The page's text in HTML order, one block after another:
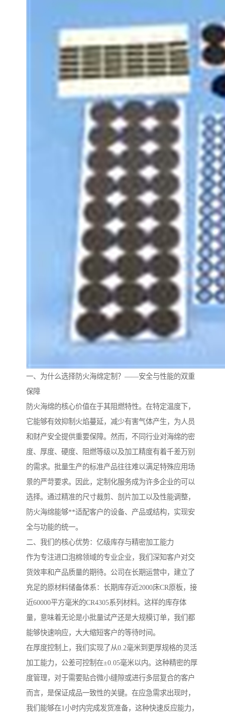
一、为什么选择防火海绵定制？——安全与性能的双重
保障
防火海绵的核心价值在于其阻燃特性。在特定温度下，
它能够有效抑制火焰蔓延，减少有害气体产生，为人员
和财产安全提供重要保障。然而，不同行业对海绵的密
度、厚度、硬度、阻燃等级以及加工精度有着千差万别
的需求。批量生产的标准产品往往难以满足特殊应用场
景的严苛要求。因此，定制化服务成为许多企业的可以
选择。通过精准的尺寸裁剪、剖片加工以及性能调整，
防火海绵能够**适配客户的设备、产品或结构，实现安
全与功能的统一。
二、我们的核心优势：亿级库存与精密加工能力
作为专注进口泡棉领域的专业企业，我们深知客户对交
货效率和产品质量的期待。公司在长期运营中，建立了
充足的原材料储备体系：长期库存近2000床CR原板，接
近60000平方毫米的CR4305系列材料。这样的库存体
量，意味着无论是小批量试产还是大规模订单，我们都
能够快速响应，大大缩短客户的等待时间。
在厚度控制上，我们实现了从0.2毫米到更厚规格的灵活
加工能力，公差可控制在±0.05毫米以内。这种精密的厚
度管理，对于需要贴合微小缝隙或进行多层复合的客户
而言，是保证成品一致性的关键。在应急需求出现时，
我们能够在1小时内完成发货准备，这种快速反应能力，